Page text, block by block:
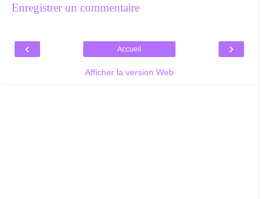
Enregistrer un commentaire
‹ ›
Accueil
Afficher la version Web